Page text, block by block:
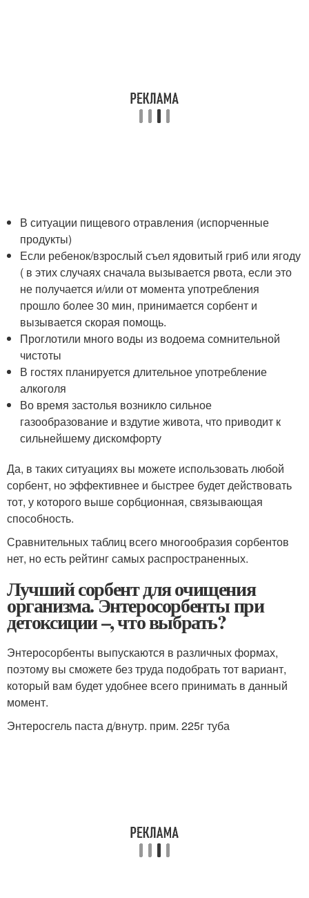
В ситуации пищевого отравления (испорченные
продукты)
Если ребенок/взрослый съел ядовитый гриб или ягоду
( в этих случаях сначала вызывается рвота, если это
не получается и/или от момента употребления
прошло более 30 мин, принимается сорбент и
вызывается скорая помощь.
Проглотили много воды из водоема сомнительной
чистоты
В гостях планируется длительное употребление
алкоголя
Во время застолья возникло сильное
газообразование и вздутие живота, что приводит к
сильнейшему дискомфорту
Да, в таких ситуациях вы можете использовать любой
сорбент, но эффективнее и быстрее будет действовать
тот, у которого выше сорбционная, связывающая
способность.
Сравнительных таблиц всего многообразия сорбентов
нет, но есть рейтинг самых распространенных.
Лучший сорбент для очищения
организма. Энтеросорбенты при
детоксиции –, что выбрать?
Энтеросорбенты выпускаются в различных формах,
поэтому вы сможете без труда подобрать тот вариант,
который вам будет удобнее всего принимать в данный
момент.
Энтеросгель паста д/внутр. прим. 225г туба